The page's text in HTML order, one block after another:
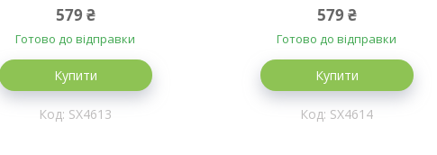
579 ₴
Готово до відправки
Купити
SX4613
579 ₴
Готово до відправки
Купити
SX4614